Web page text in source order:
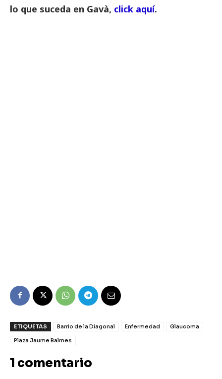
lo que suceda en Gavà, click aquí.
ETIQUETAS Barrio de la Diagonal Enfermedad
Glaucoma
Plaza Jaume Balmes
1 comentario